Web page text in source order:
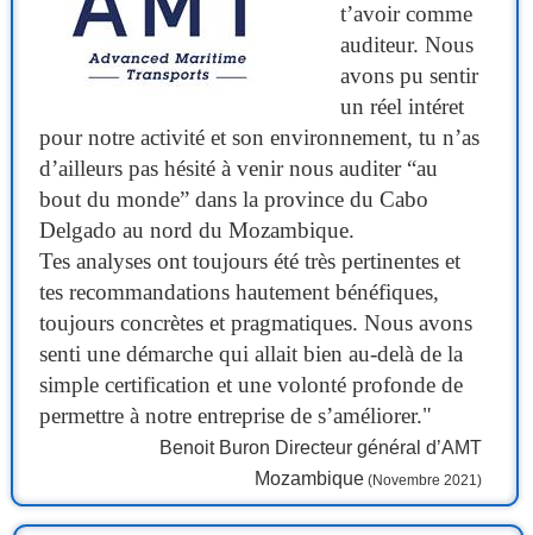
t’avoir comme
auditeur. Nous
avons pu sentir
un réel intéret
pour notre activité et son environnement, tu n’as
d’ailleurs pas hésité à venir nous auditer “au
bout du monde” dans la province du Cabo
Delgado au nord du Mozambique.
Tes analyses ont toujours été très pertinentes et
tes recommandations hautement bénéfiques,
toujours concrètes et pragmatiques. Nous avons
senti une démarche qui allait bien au-delà de la
simple certification et une volonté profonde de
permettre à notre entreprise de s’améliorer."
Benoit Buron Directeur général d’AMT
Mozambique(Novembre 2021)